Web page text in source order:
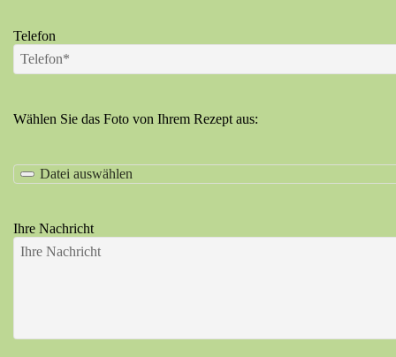
Telefon
Wählen Sie das Foto von Ihrem Rezept aus:
Datei auswählen
Ihre Nachricht